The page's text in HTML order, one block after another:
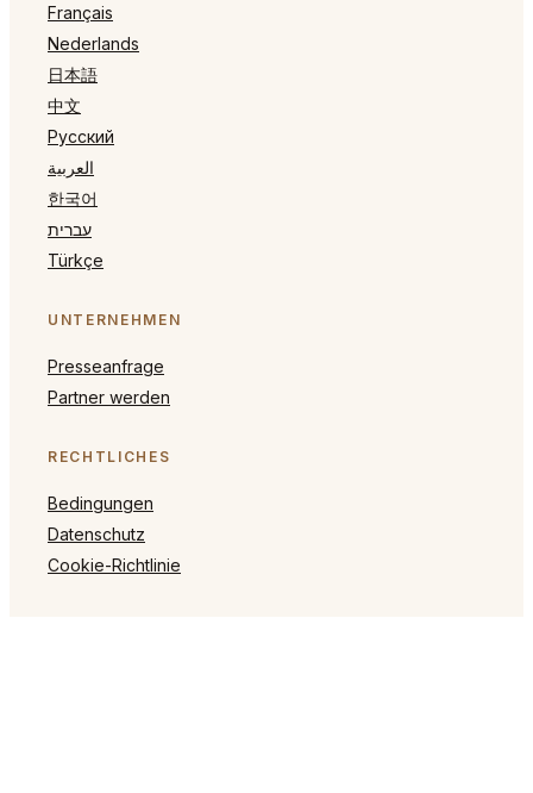
Français
Nederlands
日本語
中文
Русский
العربية
한국어
עברית
Türkçe
UNTERNEHMEN
Presseanfrage
Partner werden
RECHTLICHES
Bedingungen
Datenschutz
Cookie-Richtlinie